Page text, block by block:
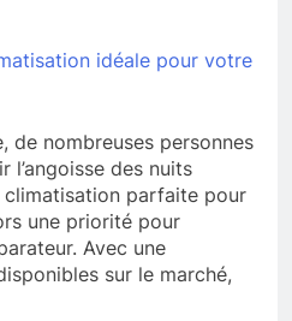
idéale pour votre
de nombreuses personnes
l’angoisse des nuits
parfaite pour
une priorité pour
Avec une
sur le marché,